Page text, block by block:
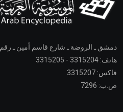
دمشق ـ الروضة ـ شارع قاسم أمين ـ رقم 39
هاتف: 3315204 - 3315205
فاكس: 3315207
ص.ب: 7296